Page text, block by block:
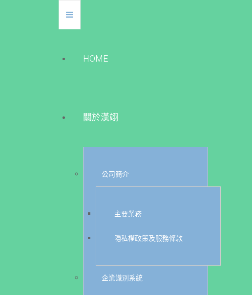
HOME
關於漢翊
公司簡介
主要業務
隱私權政策及服務條款
企業識別系統